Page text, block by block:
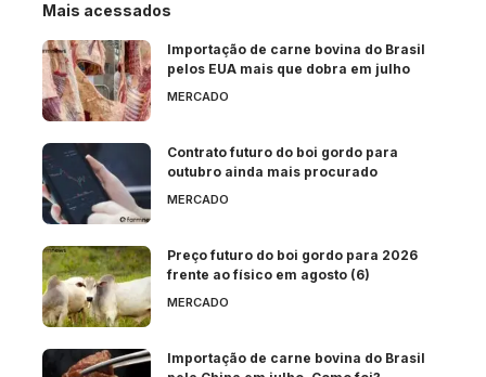
Mais acessados
Importação de carne bovina do Brasil
pelos EUA mais que dobra em julho
MERCADO
Contrato futuro do boi gordo para
outubro ainda mais procurado
MERCADO
Preço futuro do boi gordo para 2026
frente ao físico em agosto (6)
MERCADO
Importação de carne bovina do Brasil